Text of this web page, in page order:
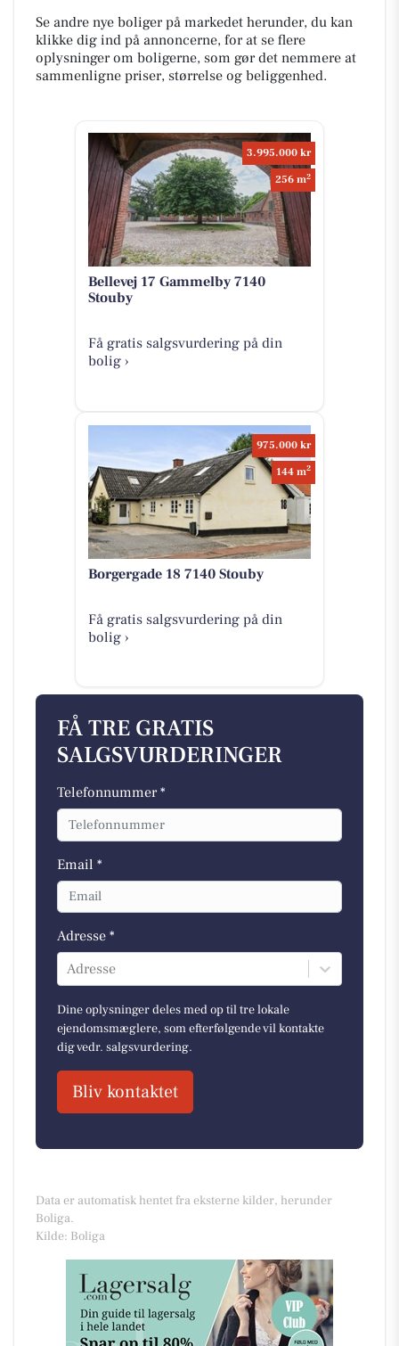
Se andre nye boliger på markedet herunder, du kan
klikke dig ind på annoncerne, for at se flere
oplysninger om boligerne, som gør det nemmere at
sammenligne priser, størrelse og beliggenhed.
3.995.000 kr
256 m2
Bellevej 17 Gammelby 7140
Stouby
Få gratis salgsvurdering på din
bolig ›
975.000 kr
144 m2
Borgergade 18 7140 Stouby
Få gratis salgsvurdering på din
bolig ›
FÅ TRE GRATIS
SALGSVURDERINGER
Telefonnummer *
Email *
Adresse *
Adresse
Dine oplysninger deles med op til tre lokale
ejendomsmæglere, som efterfølgende vil kontakte
dig vedr. salgsvurdering.
Bliv kontaktet
Data er automatisk hentet fra eksterne kilder, herunder
Boliga.
Kilde: Boliga